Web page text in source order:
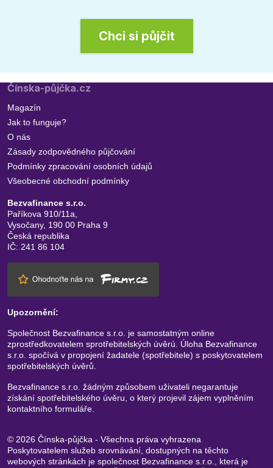
Chci si půjčit
Čínska-půjčka.cz
Magazín
Jak to funguje?
O nás
Zásady zodpovědného půjčování
Podmínky zpracování osobních údajů
Všeobecné obchodní podmínky
Bezvafinance s.r.o.
Paříkova 910/11a,
Vysočany, 190 00 Praha 9
Česká republika
IČ: 241 86 104
Upozornění:
Společnost Bezvafinance s.r.o. je samostatným online
zprostředkovatelem sprotřebitelských úvěrú. Úloha Bezvafinance
s.r.o. spočívá v propojení žadatele (spotřebitele) s poskytovatelem
spotřebitelských úvěrů.
Bezvafinance s.r.o. žádným způsobem uživateli negarantuje
získání spotřebitelského úvěru, o který projevil zájem vyplněním
kontaktního formuláře.
© 2026 Čínska-půjčka - Všechna práva vyhrazena
Poskytovatelem služeb srovnávání, dostupných na těchto
webových stránkách je společnost Bezvafinance s.r.o., která je